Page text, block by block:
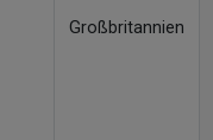
Großbritannien